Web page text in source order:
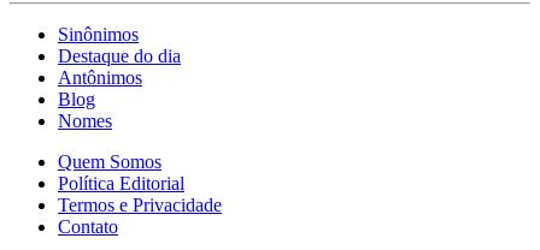
Sinônimos
Destaque do dia
Antônimos
Blog
Nomes
Quem Somos
Política Editorial
Termos e Privacidade
Contato